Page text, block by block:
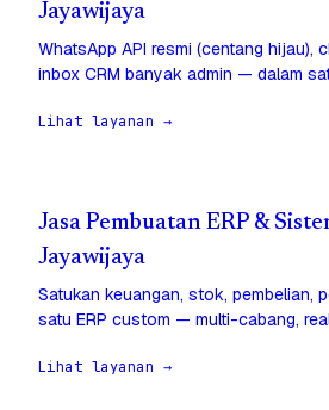
Jayawijaya
WhatsApp API resmi (centang hijau),
inbox CRM banyak admin — dalam
Lihat layanan →
Jasa Pembuatan ERP &
Jayawijaya
Satukan keuangan, stok, pembelian,
satu ERP custom — multi-cabang,
Lihat layanan →